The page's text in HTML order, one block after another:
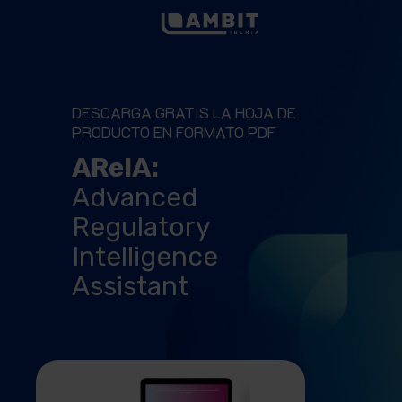
DESCARGA GRATIS LA HOJA DE
PRODUCTO EN FORMATO PDF
AReIA:
Advanced
Regulatory
Intelligence
Assistant